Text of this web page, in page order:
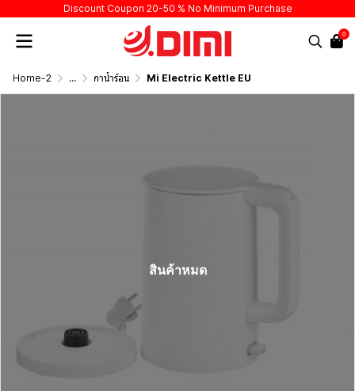
Discount Coupon 20-50 % No Minimum Purchase
0
Home-2 ... กาน้ำร้อน Mi Electric Kettle EU
สินค้าหมด